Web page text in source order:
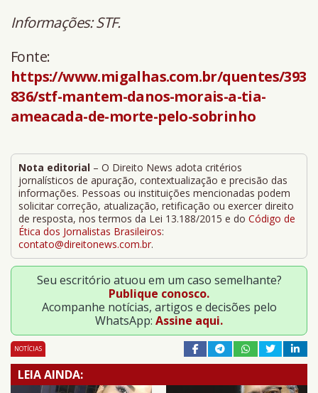
Informações: STF.
Fonte:
https://www.migalhas.com.br/quentes/393
836/stf-mantem-danos-morais-a-tia-
ameacada-de-morte-pelo-sobrinho
Nota editorial – O Direito News adota critérios
jornalísticos de apuração, contextualização e precisão das
informações. Pessoas ou instituições mencionadas podem
solicitar correção, atualização, retificação ou exercer direito
de resposta, nos termos da Lei 13.188/2015 e do Código de
Ética dos Jornalistas Brasileiros:
contato@direitonews.com.br.
Seu escritório atuou em um caso semelhante?
Publique conosco.
Acompanhe notícias, artigos e decisões pelo
WhatsApp: Assine aqui.
NOTÍCIAS
LEIA AINDA: